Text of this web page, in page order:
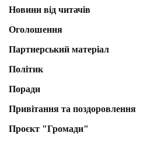
Новини від читачів
Оголошення
Партнерський матеріал
Політик
Поради
Привітання та поздоровлення
Проєкт "Громади"